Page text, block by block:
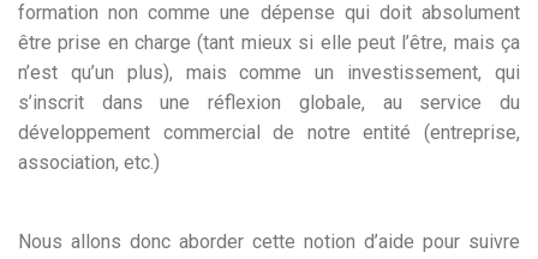
formation non comme une dépense qui doit absolument
être prise en charge (tant mieux si elle peut l’être, mais ça
n’est qu’un plus), mais comme un investissement, qui
s’inscrit dans une réflexion globale, au service du
développement commercial de notre entité (entreprise,
association, etc.)
Nous allons donc aborder cette notion d’aide pour suivre